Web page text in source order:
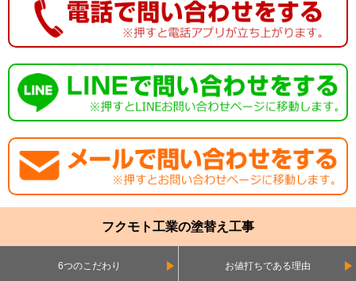
フクモト工業の塗替え工事
6つのこだわり お値打ちである理由